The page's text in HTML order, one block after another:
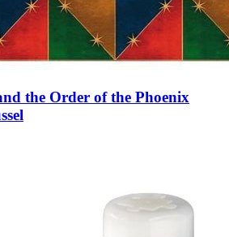
the Order of the Phoenix